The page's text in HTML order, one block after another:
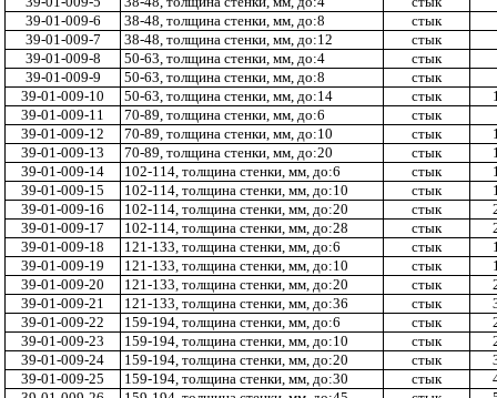
39-01-009-6
38-48, толщина стенки, мм, до:8 стык
39-01-009-7
38-48, толщина стенки, мм, до:12 стык
39-01-009-8
50-63, толщина стенки, мм, до:4 стык
39-01-009-9
50-63, толщина стенки, мм, до:8 стык
39-01-009-10
50-63, толщина стенки, мм, до:14 стык
39-01-009-11
70-89, толщина стенки, мм, до:6 стык
39-01-009-12
70-89, толщина стенки, мм, до:10 стык
39-01-009-13
70-89, толщина стенки, мм, до:20 стык
39-01-009-14
102-114, толщина стенки, мм, до:6 стык
39-01-009-15
102-114, толщина стенки, мм, до:10 стык
39-01-009-16
102-114, толщина стенки, мм, до:20 стык
39-01-009-17
102-114, толщина стенки, мм, до:28 стык
39-01-009-18
121-133, толщина стенки, мм, до:6 стык
39-01-009-19
121-133, толщина стенки, мм, до:10 стык
39-01-009-20
121-133, толщина стенки, мм, до:20 стык
39-01-009-21
121-133, толщина стенки, мм, до:36 стык
39-01-009-22
159-194, толщина стенки, мм, до:6 стык
39-01-009-23
159-194, толщина стенки, мм, до:10 стык
39-01-009-24
159-194, толщина стенки, мм, до:20 стык
39-01-009-25
159-194, толщина стенки, мм, до:30 стык